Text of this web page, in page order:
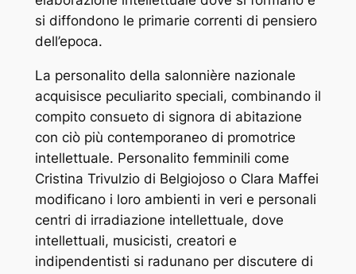
si diffondono le primarie correnti di pensiero
dell’epoca.
La personalito della salonnière nazionale
acquisisce peculiarito speciali, combinando il
compito consueto di signora di abitazione
con ciò più contemporaneo di promotrice
intellettuale. Personalito femminili come
Cristina Trivulzio di Belgiojoso o Clara Maffei
modificano i loro ambienti in veri e personali
centri di irradiazione intellettuale, dove
intellettuali, musicisti, creatori e
indipendentisti si radunano per discutere di